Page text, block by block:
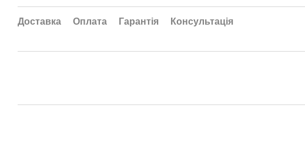
Доставка Оплата Гарантія Консультація